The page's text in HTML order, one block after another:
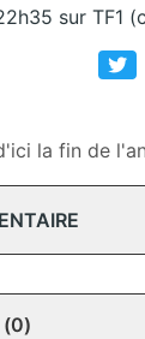
sur TF1
la fin de
(0)